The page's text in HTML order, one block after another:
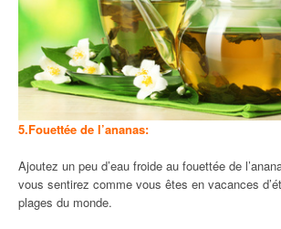
5.Fouettée de l’ananas:
Ajoutez un peu d’eau froide au fouettée de
vous sentirez comme vous êtes en vacances
plages du monde.